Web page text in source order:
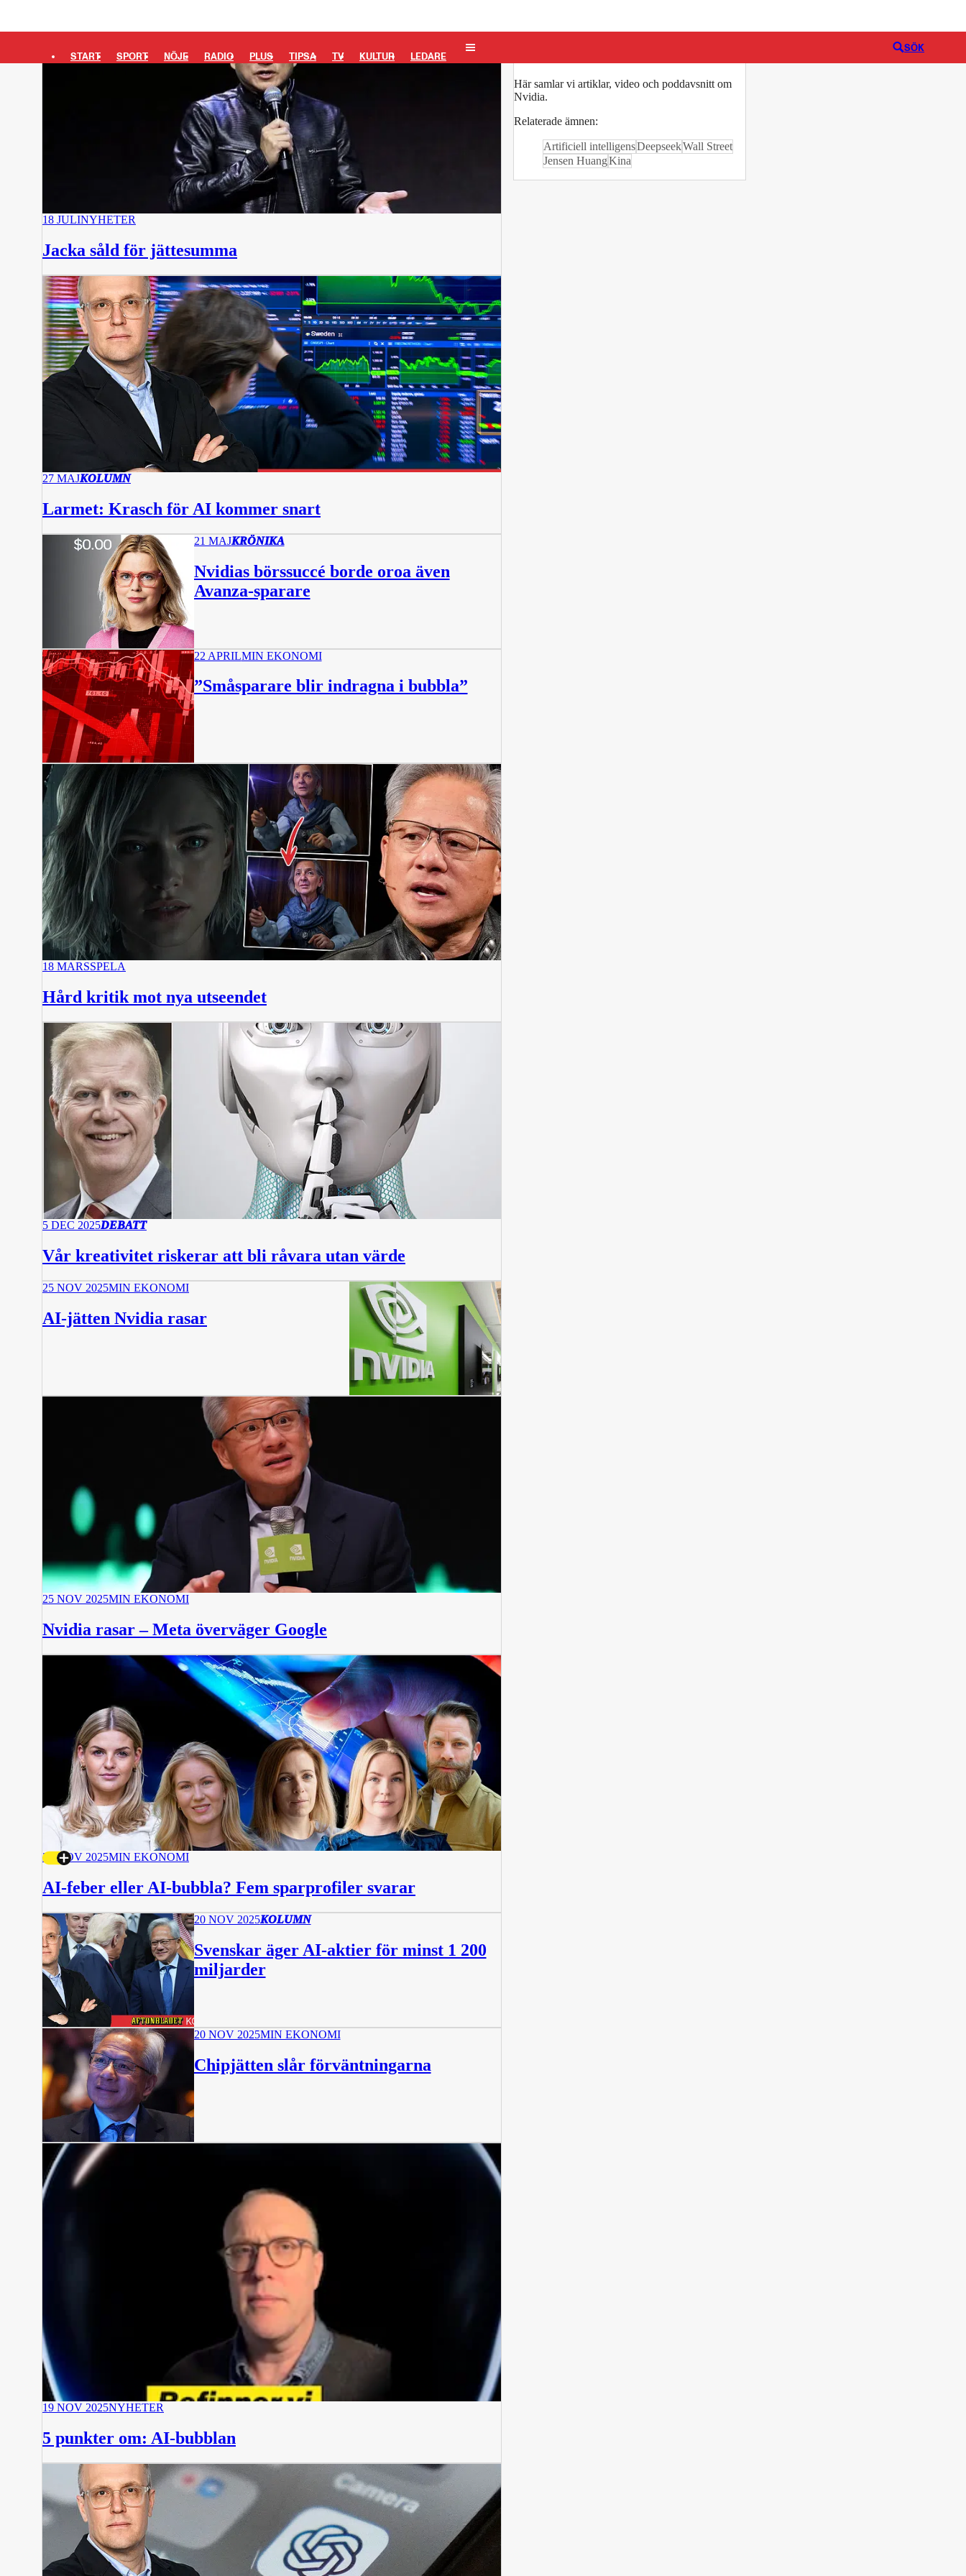
START SPORT NÖJE RADIO PLUS TIPSA TV KULTUR LEDARE
SÖK
Här samlar vi artiklar, video och poddavsnitt om
Nvidia.
Relaterade ämnen:
Artificiell intelligensDeepseekWall Street
Jensen HuangKina
18 JULINYHETER
Jacka såld för jättesumma
27 MAJKOLUMN
Larmet: Krasch för AI kommer snart
21 MAJKRÖNIKA
Nvidias börssuccé borde oroa även
Avanza-sparare
22 APRILMIN EKONOMI
”Småsparare blir indragna i bubbla”
18 MARSSPELA
Hård kritik mot nya utseendet
5 DEC 2025DEBATT
Vår kreativitet riskerar att bli råvara utan värde
25 NOV 2025MIN EKONOMI
AI-jätten Nvidia rasar
25 NOV 2025MIN EKONOMI
Nvidia rasar – Meta överväger Google
23 NOV 2025MIN EKONOMI
AI-feber eller AI-bubbla? Fem sparprofiler svarar
20 NOV 2025KOLUMN
Svenskar äger AI-aktier för minst 1 200
miljarder
20 NOV 2025MIN EKONOMI
Chipjätten slår förväntningarna
19 NOV 2025NYHETER
5 punkter om: AI-bubblan